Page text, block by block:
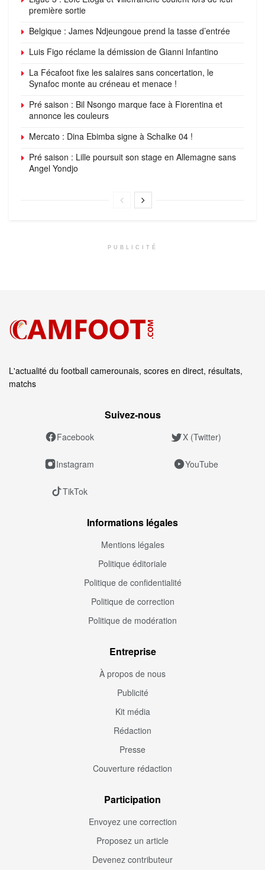
première sortie
Belgique : James Ndjeungoue prend la tasse d’entrée
Luis Figo réclame la démission de Gianni Infantino
La Fécafoot fixe les salaires sans concertation, le
Synafoc monte au créneau et menace !
Pré saison : Bil Nsongo marque face à Fiorentina et
annonce les couleurs
Mercato : Dina Ebimba signe à Schalke 04 !
Pré saison : Lille poursuit son stage en Allemagne sans
Angel Yondjo
PUBLICITÉ
L'actualité du football camerounais, scores en direct, résultats,
matchs
Suivez‑nous
Facebook X (Twitter)
Instagram YouTube
TikTok
Informations légales
Mentions légales
Politique éditoriale
Politique de confidentialité
Politique de correction
Politique de modération
Entreprise
À propos de nous
Publicité
Kit média
Rédaction
Presse
Couverture rédaction
Participation
Envoyez une correction
Proposez un article
Devenez contributeur